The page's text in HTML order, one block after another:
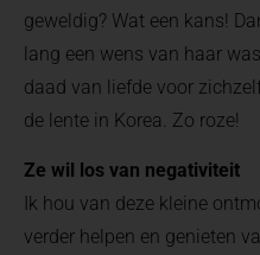
geweldig? Wat een kans!
lang een wens van haar
daad van liefde voor
de lente in Korea. Zo roze!
Ze wil los van negativiteit
Ik hou van deze kleine
verder helpen en genieten